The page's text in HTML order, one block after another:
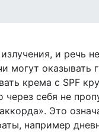
и речь
оказывать
крема с SPF
себя не
Это
например